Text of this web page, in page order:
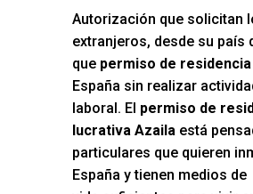
Autorización que solicitan
extranjeros, desde su país
que permiso de
España sin realizar
laboral. El permiso de
lucrativa Azailaestá
particulares que quieren
España y tienen medios de